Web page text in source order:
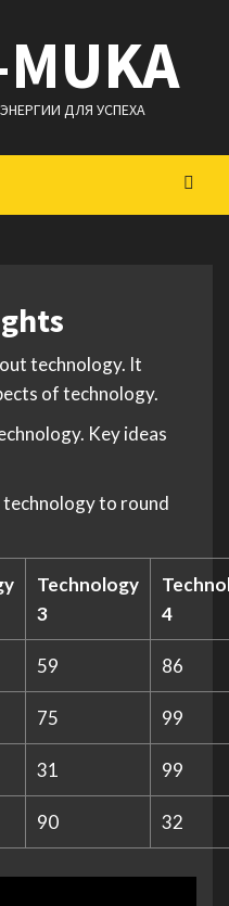
ДЛЯ УСПЕХА
technology. It
of technology.
Key ideas
to round
Technology
3
4
59 86
75 99
31 99
90 32